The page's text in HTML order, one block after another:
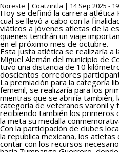
Noreste | Coatzintla | 14 Sep 2025 -
Hoy se definió la carrera atlética
cual se llevó a cabo con la
viáticos a jóvenes atletas de la
quienes tendrán un viaje
en el próximo mes de octubre.
Esta justa atlética se realizaría a
Miguel Alemán del municipio de
tuvo una distancia de 10
doscientos corredores
La premiación para la categoría
femenil, se realizaría para los
mientras que se abriría también,
categoría de veteranos varonil y
recibiendo también los primeros
la meta su medalla
Con la participación de clubes
la republica mexicana, los
contar con los recursos